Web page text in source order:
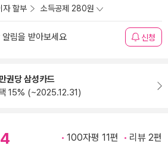
자 할부 소득공제 280원
림을 받아보세요 신청
권당 삼성카드
15% (~2025.12.31)
100자평 11편 리뷰 2편